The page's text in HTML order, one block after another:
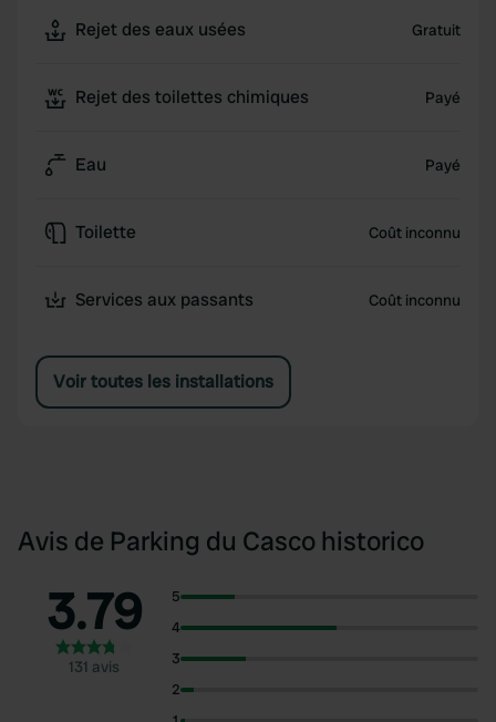
Rejet des eaux usées Gratuit
Rejet des toilettes chimiques Payé
Eau Payé
Toilette Coût inconnu
Services aux passants Coût inconnu
Voir toutes les installations
Avis de Parking du Casco historico
3.79
131 avis
5
4
3
2